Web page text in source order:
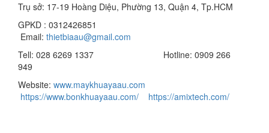
Trụ sở: 17-19 Hoàng Diệu, Phường 13, Quận 4, Tp.HCM
GPKD : 0312426851
Email: thietbiaau@gmail.com
Tell: 028 6269 1337 Hotline: 0909 266
949
Website: www.maykhuayaau.com
https://www.bonkhuayaau.com/
https://amixtech.com/